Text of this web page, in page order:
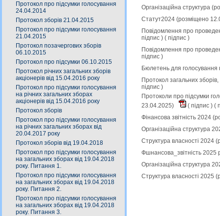
Протокол про підсумки голосування
24.04.2014
Протокол зборів 21.04.2015
Протокол про підсумки голосування
21.04.2015
Протокол позачергових зборів
06.10.2015
Протокол про підсумки 06.10.2015
Протокол річних загальних зборів
акціонерів від 15.04.2016 року
Протокол про підсумки голосування
на річних загальних зборах
акціонерів від 15.04.2016 року
Протокол зборів
Протокол про підсумки голосування
на річних загальних зборах від
20.04.2017 року
Протокол зборів від 19.04.2018
Протокол про підсумки голосування
на загальних зборах від 19.04.2018
року. Питання 1.
Протокол про підсумки голосування
на загальних зборах від 19.04.2018
року. Питання 2.
Протокол про підсумки голосування
на загальних зборах від 19.04.2018
року. Питання 3.
Організаційна структура
Статут2024 (розміщено
Повідомлення про
підпис ) ( підпис )
Повідомлення про
підпис )
Бюлетень для
Протокол загальних
підпис )
Протоколи про підсумки
23.04.2025)
( підпис ) (
Фінансова звітність 2024
Організаційна структура
Структура власності 2024
Фшнансова_звітність
Організаційна структура
Структура власності 2025